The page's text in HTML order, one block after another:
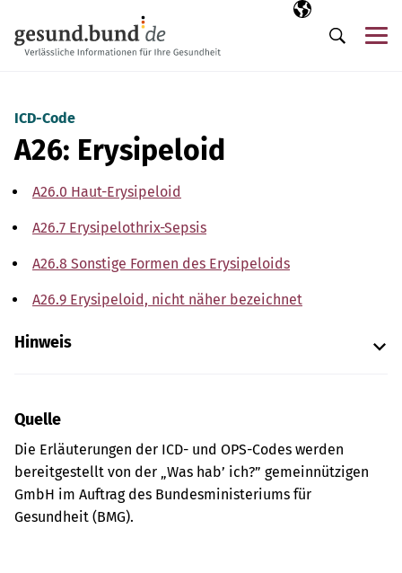
Ausgewählte
DE
Suche
ICD-Code
A26: Erysipeloid
A26.0 Haut-Erysipeloid
A26.7 Erysipelothrix-Sepsis
A26.8 Sonstige Formen des Erysipeloids
A26.9 Erysipeloid, nicht näher bezeichnet
Hinweis
Quelle
Die Erläuterungen der ICD- und OPS-Codes werden
bereitgestellt von der „Was hab’ ich?” gemeinnützigen
GmbH im Auftrag des Bundesministeriums für
Gesundheit (BMG).